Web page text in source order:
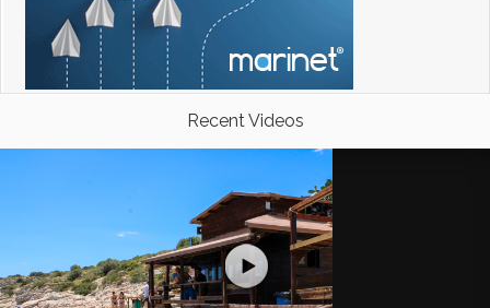
Recent Videos